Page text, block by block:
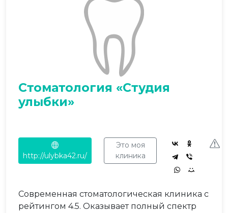
Стоматология «Студия
улыбки»
http://ulybka42.ru/
Это моя
клиника
Современная стоматологическая клиника с
рейтингом 4.5. Оказывает полный спектр